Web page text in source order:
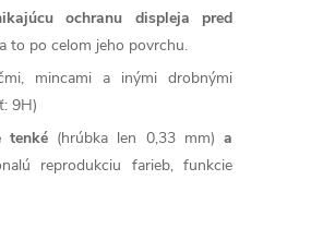
ochranu displeja pred
to po celom jeho povrchu.
mincami a inými drobnými
9H)
tenké (hrúbka len 0,33 mm) a
reprodukciu farieb, funkcie